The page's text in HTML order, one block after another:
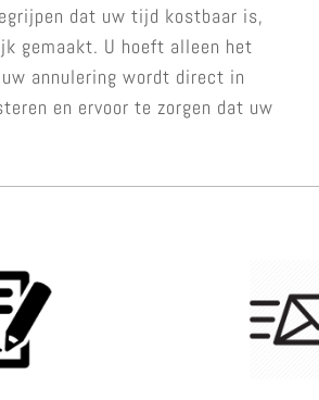
dat uw tijd kostbaar is,
gemaakt. U hoeft alleen het
annulering wordt direct in
en ervoor te zorgen dat uw